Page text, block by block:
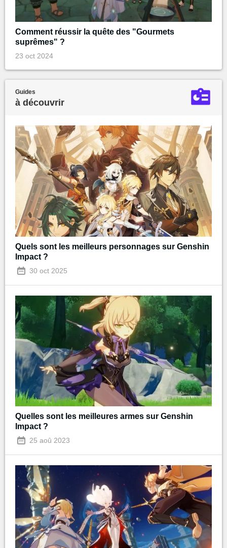
Comment réussir la quête des "Gourmets
suprêmes" ?
23 oct 2024
Guides
à découvrir
Quels sont les meilleurs personnages sur Genshin
Impact ?
30 oct 2025
Quelles sont les meilleures armes sur Genshin
Impact ?
25 aoû 2023